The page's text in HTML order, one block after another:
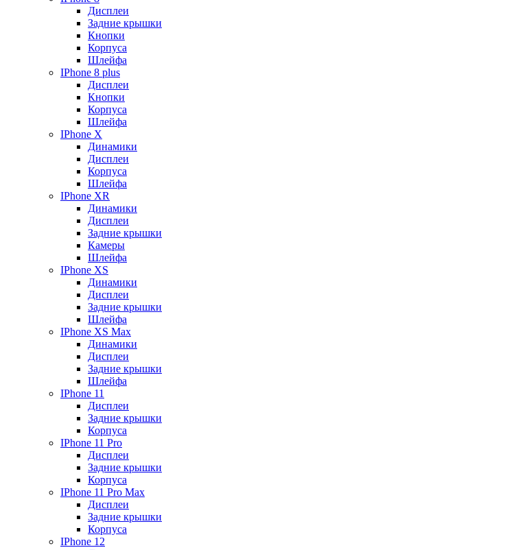
Дисплеи
Задние крышки
Кнопки
Корпуса
Шлейфа
IPhone 8 plus
Дисплеи
Кнопки
Корпуса
Шлейфа
IPhone X
Динамики
Дисплеи
Корпуса
Шлейфа
IPhone XR
Динамики
Дисплеи
Задние крышки
Камеры
Шлейфа
IPhone XS
Динамики
Дисплеи
Задние крышки
Шлейфа
IPhone XS Max
Динамики
Дисплеи
Задние крышки
Шлейфа
IPhone 11
Дисплеи
Задние крышки
Корпуса
IPhone 11 Pro
Дисплеи
Задние крышки
Корпуса
IPhone 11 Pro Max
Дисплеи
Задние крышки
Корпуса
IPhone 12